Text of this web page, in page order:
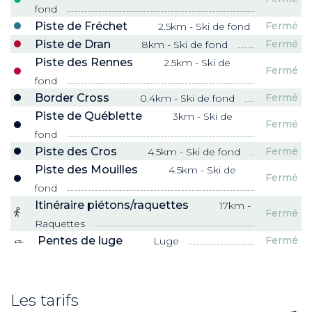
fond
Piste de Fréchet 2.5km - Ski de fond Fermé
Piste de Dran 8km - Ski de fond Fermé
Piste des Rennes
2.5km - Ski de
fond
Fermé
Border Cross 0.4km - Ski de fond Fermé
Piste de Québlette
3km - Ski de
fond
Fermé
Piste des Cros 4.5km - Ski de fond Fermé
Piste des Mouilles
4.5km - Ski de
fond
Fermé
Itinéraire piétons/raquettes
17km -
Raquettes
Fermé
Pentes de luge Luge Fermé
Les tarifs